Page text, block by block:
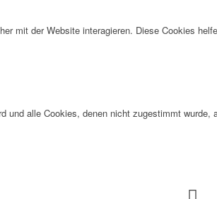
mit der Website interagieren. Diese Cookies
und alle Cookies, denen nicht zugestimmt